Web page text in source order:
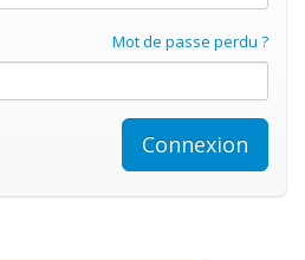
Mot de passe perdu ?